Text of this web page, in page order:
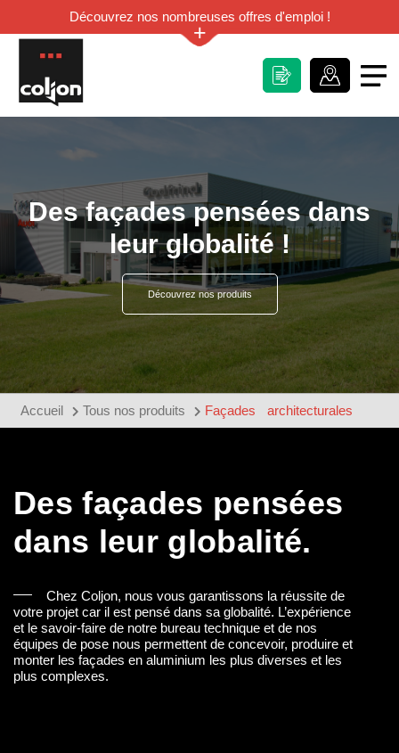
Découvrez nos nombreuses offres d'emploi !
+
Des façades pensées dans
leur globalité !
Découvrez nos produits
Accueil Tous nos produits Façades architecturales
Des façades pensées
dans leur globalité.
Chez Coljon, nous vous garantissons la réussite de
votre projet car il est pensé dans sa globalité. L’expérience
et le savoir-faire de notre bureau technique et de nos
équipes de pose nous permettent de concevoir, produire et
monter les façades en aluminium les plus diverses et les
plus complexes.